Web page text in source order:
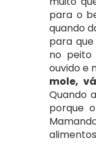
para o
quando
para
no peito
ouvido e
mole,
Quando
porque